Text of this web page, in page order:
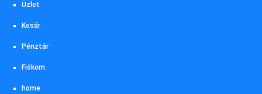
Üzlet
Kosár
Pénztár
Fiókom
home